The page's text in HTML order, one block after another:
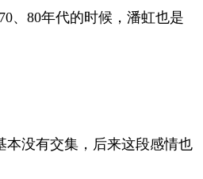
、80年代的时候，潘虹也是
本没有交集，后来这段感情也